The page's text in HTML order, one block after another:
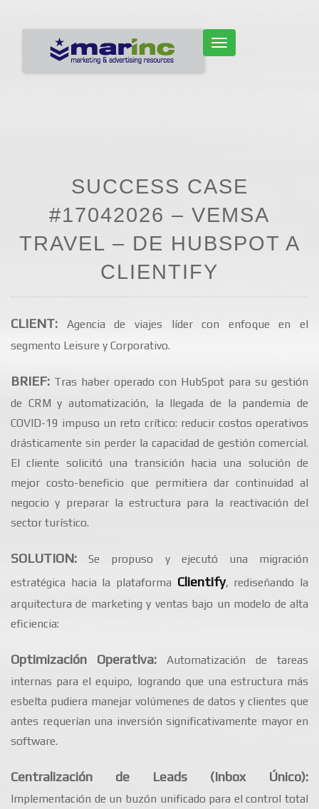
CAMBIAR NAVEGACIÓN
SUCCESS CASE
#17042026 – VEMSA
TRAVEL – DE HUBSPOT A
CLIENTIFY
CLIENT: Agencia de viajes líder con enfoque en el
segmento Leisure y Corporativo.
BRIEF: Tras haber operado con HubSpot para su gestión
de CRM y automatización, la llegada de la pandemia de
COVID-19 impuso un reto crítico: reducir costos operativos
drásticamente sin perder la capacidad de gestión comercial.
El cliente solicitó una transición hacia una solución de
mejor costo-beneficio que permitiera dar continuidad al
negocio y preparar la estructura para la reactivación del
sector turístico.
SOLUTION:Se propuso y ejecutó una migración
estratégica hacia la plataforma Clientify, rediseñando la
arquitectura de marketing y ventas bajo un modelo de alta
eficiencia:
Optimización Operativa: Automatización de tareas
internas para el equipo, logrando que una estructura más
esbelta pudiera manejar volúmenes de datos y clientes que
antes requerían una inversión significativamente mayor en
software.
Centralización de Leads (Inbox Único):
Implementación de un buzón unificado para el control total